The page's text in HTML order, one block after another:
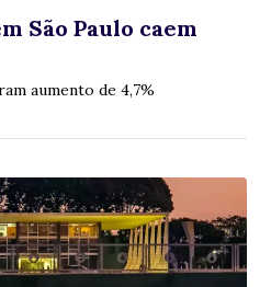
São Paulo caem
aumento de 4,7%